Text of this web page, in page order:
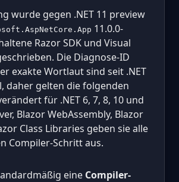
wurde gegen .NET 11 preview
11.0.0-
Razor SDK und Visual
Die Diagnose-ID
exakte Wortlaut sind seit .NET
daher gelten die folgenden
für .NET 6, 7, 8, 10 und
Blazor WebAssembly, Blazor
Class Libraries geben sie alle
Compiler-Schritt aus.
eine Compiler-